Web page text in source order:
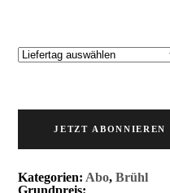
JETZT ABONNIEREN
Kategorien: Abo,Brühl